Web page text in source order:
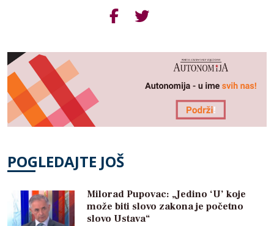
POGLEDAJTE JOŠ
Milorad Pupovac: „Jedino ‘U’ koje
može biti slovo zakona je početno
slovo Ustava“